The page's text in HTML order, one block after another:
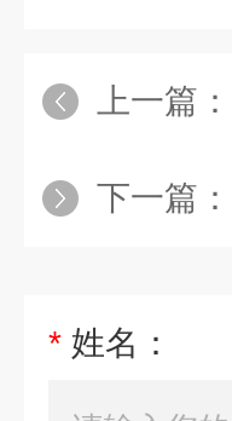
上一篇：
下一篇：
* 姓名：